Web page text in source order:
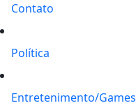
Contato
Política
Entretenimento/Games